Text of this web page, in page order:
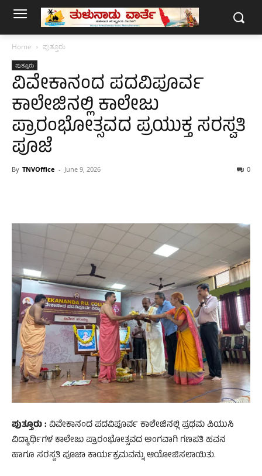
Home ಪುತ್ತೂರು
ಪುತ್ತೂರು
ವಿವೇಕಾನಂದ ಪದವಿಪೂರ್ವ
ಕಾಲೇಜಿನಲ್ಲಿ ಕಾಲೇಜು
ಪ್ರಾರಂಭೋತ್ಸವದ ಪ್ರಯುಕ್ತ ಸರಸ್ವತಿ
ಪೂಜೆ
By TNVOffice - June 9, 2026 0
ಪುತ್ತೂರು : ವಿವೇಕಾನಂದ ಪದವಿಪೂರ್ವ ಕಾಲೇಜಿನಲ್ಲಿ ಪ್ರಥಮ ಪಿಯುಸಿ
ವಿದ್ಯಾರ್ಥಿಗಳ ಕಾಲೇಜು ಪ್ರಾರಂಭೋತ್ಸವದ ಅಂಗವಾಗಿ ಗಣಪತಿ ಹವನ
ಹಾಗೂ ಸರಸ್ವತಿ ಪೂಜಾ ಕಾರ್ಯಕ್ರಮವನ್ನು ಆಯೋಜಿಸಲಾಯಿತು.